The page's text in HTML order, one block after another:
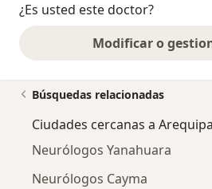
¿Es usted este doctor?
Modificar o
Búsquedas relacionadas
Ciudades cercanas a Arequipa
Neurólogos Yanahuara
Neurólogos Cayma